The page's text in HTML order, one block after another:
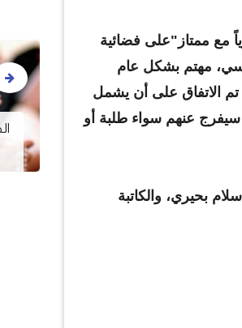
مع ممتاز"على فضائية
السيسي، مهتم بشكل عام
الاتفاق على أن يشمل
عنهم سواء طلبة أو
بحيري، والكاتبة
جون طلعت: ما فعله
"السادات" خيانة للوطن..